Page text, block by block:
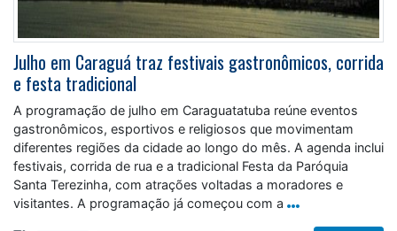
Julho em Caraguá traz festivais gastronômicos, corrida
e festa tradicional
A programação de julho em Caraguatatuba reúne eventos
gastronômicos, esportivos e religiosos que movimentam
diferentes regiões da cidade ao longo do mês. A agenda inclui
festivais, corrida de rua e a tradicional Festa da Paróquia
Santa Terezinha, com atrações voltadas a moradores e
visitantes. A programação já começou com a